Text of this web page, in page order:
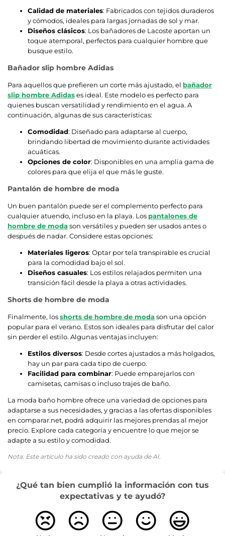
Calidad de materiales: Fabricados con tejidos duraderos
y cómodos, ideales para largas jornadas de sol y mar.
Diseños clásicos: Los bañadores de Lacoste aportan un
toque atemporal, perfectos para cualquier hombre que
busque estilo.
Bañador slip hombre Adidas
Para aquellos que prefieren un corte más ajustado, el bañador
slip hombre Adidases ideal. Este modelo es perfecto para
quienes buscan versatilidad y rendimiento en el agua. A
continuación, algunas de sus características:
Comodidad: Diseñado para adaptarse al cuerpo,
brindando libertad de movimiento durante actividades
acuáticas.
Opciones de color: Disponibles en una amplia gama de
colores para que elija el que más le guste.
Pantalón de hombre de moda
Un buen pantalón puede ser el complemento perfecto para
cualquier atuendo, incluso en la playa. Los pantalones de
hombre de modason versátiles y pueden ser usados antes o
después de nadar. Considere estas opciones:
Materiales ligeros: Optar por tela transpirable es crucial
para la comodidad bajo el sol.
Diseños casuales: Los estilos relajados permiten una
transición fácil desde la playa a otras actividades.
Shorts de hombre de moda
Finalmente, losshorts de hombre de modason una opción
popular para el verano. Estos son ideales para disfrutar del calor
sin perder el estilo. Algunas ventajas incluyen:
Estilos diversos: Desde cortes ajustados a más holgados,
hay un par para cada tipo de cuerpo.
Facilidad para combinar: Puede emparejarlos con
camisetas, camisas o incluso trajes de baño.
La moda baño hombre ofrece una variedad de opciones para
adaptarse a sus necesidades, y gracias a las ofertas disponibles
en comparar.net, podrá adquirir las mejores prendas al mejor
precio. Explore cada categoría y encuentre lo que mejor se
adapte a su estilo y comodidad.
Nota: Este artículo ha sido creado con ayuda de AI.
¿Qué tan bien cumplió la información con tus
expectativas y te ayudó?